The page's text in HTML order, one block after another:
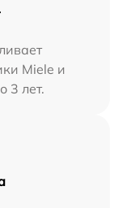
Miele и
3 лет.